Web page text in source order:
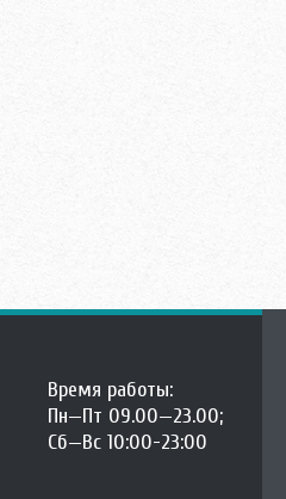
Время работы:
Пн—Пт 09.00—23.00;
Сб—Вс 10:00-23:00